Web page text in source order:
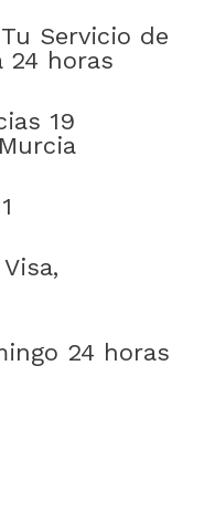
Tu Servicio de
24 horas
19
24 horas